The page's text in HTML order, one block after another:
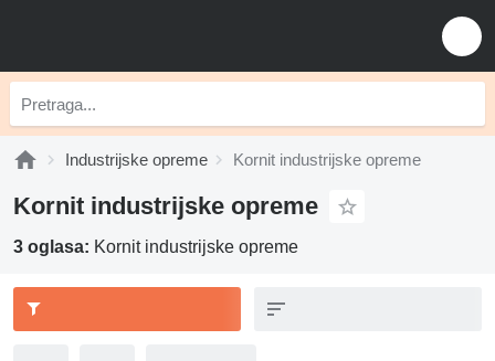
Industrijske opreme Kornit industrijske opreme
Kornit industrijske opreme
3 oglasa: Kornit industrijske opreme